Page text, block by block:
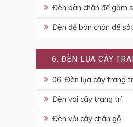
Đèn bàn chân đế gốm
Đèn để bàn chân đế
6. ĐÈN LỤA CÂY
06. Đèn lụa cây trang
Đèn vải cây trang trí
Đèn vải cây chân gỗ